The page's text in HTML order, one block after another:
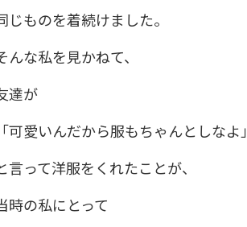
じものを着続けました。
んな私を見かねて、
達が
「可愛いんだから服もちゃんとしなよ」
言って洋服をくれたことが、
時の私にとって